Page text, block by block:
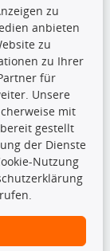
zu
anbieten
zu
zu Ihrer
für
Unsere
mit
gestellt
der Dienste
Nutzung